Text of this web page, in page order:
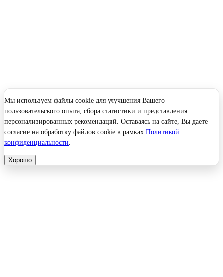
Мы используем файлы cookie для улучшения Вашего
пользовательского опыта, сбора статистики и представления
персонализированных рекомендаций. Оставаясь на сайте, Вы даете
согласие на обработку файлов cookie в рамках Политикой
конфиденциальности
Хорошо